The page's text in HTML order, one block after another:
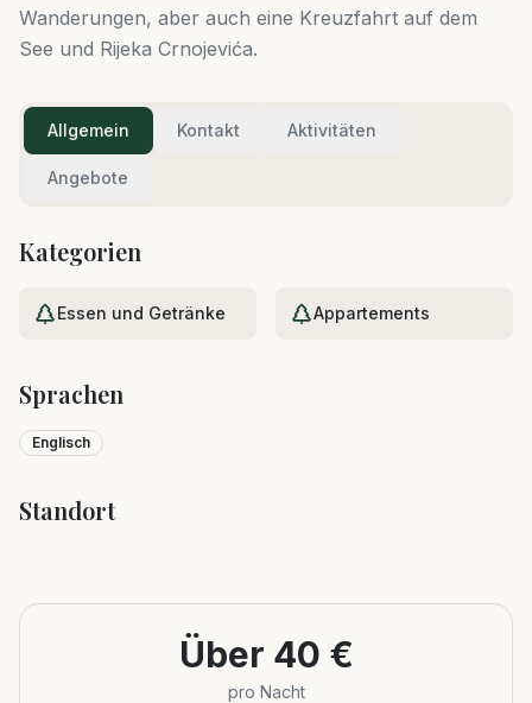
Wanderungen, aber auch eine Kreuzfahrt auf dem
See und Rijeka Crnojevića.
Allgemein Kontakt Aktivitäten
Angebote
Kategorien
Essen und Getränke Appartements
Sprachen
Englisch
Standort
−
Über 40 €
pro Nacht